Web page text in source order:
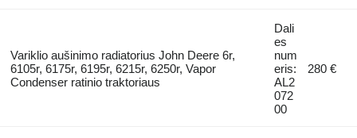
Variklio aušinimo radiatorius John Deere 6r,
6105r, 6175r, 6195r, 6215r, 6250r, Vapor
Condenser ratinio traktoriaus
Dali
es
num
eris:
AL2
072
00
280 €